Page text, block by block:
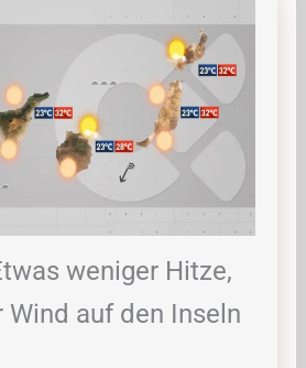
weniger Hitze,
Wind auf den Inseln